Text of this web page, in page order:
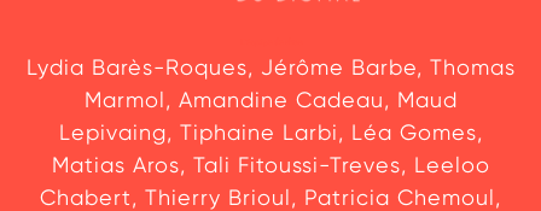
Lydia Barès-Roques, Jérôme Barbe, Thomas
Marmol, Amandine Cadeau, Maud
Lepivaing, Tiphaine Larbi, Léa Gomes,
Matias Aros, Tali Fitoussi-Treves, Leeloo
Chabert, Thierry Brioul, Patricia Chemoul,